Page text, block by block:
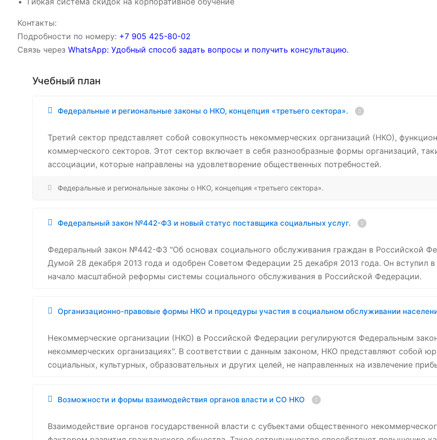
Контакты:
Подробности по номеру: ‪‪+7 905 425-80-02‬‬
Связь через WhatsApp: Удобный способ задать вопросы и получить консультацию.
Учебный план
Федеральные и региональные законы о НКО, концепция «третьего сектора».
Третий сектор представляет собой совокупность некоммерческих организаций (НКО),
коммерческого секторов. Этот сектор включает в себя разнообразные формы организаций,
ассоциации, которые направлены на удовлетворение общественных потребностей.
Федеральные и региональные законы о НКО, концепция «третьего сектора».
Федеральный закон №442-ФЗ и новый статус поставщика социальных услуг.
Федеральный закон №442-ФЗ "Об основах социального обслуживания граждан в Российской
Думой 28 декабря 2013 года и одобрен Советом Федерации 25 декабря 2013 года. Он вступил в
начало масштабной реформы системы социального обслуживания в Российской Федерации.
Организационно-правовые формы НКО и процедуры участия в социальном обслуживании
Некоммерческие организации (НКО) в Российской Федерации регулируются Федеральным
некоммерческих организациях". В соответствии с данным законом, НКО представляют собой
социальных, культурных, образовательных и других целей, не направленных на извлечение
Возможности и формы взаимодействия органов власти и СО НКО
Взаимодействие органов государственной власти с субъектами общественного